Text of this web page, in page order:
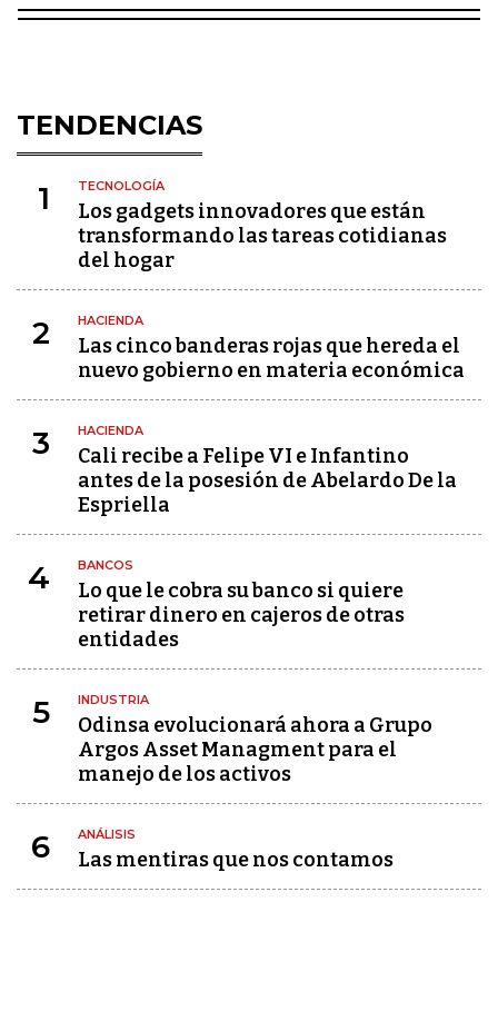
TENDENCIAS
1 TECNOLOGÍA
Los gadgets innovadores que están
transformando las tareas cotidianas
del hogar
2 HACIENDA
Las cinco banderas rojas que hereda el
nuevo gobierno en materia económica
3 HACIENDA
Cali recibe a Felipe VI e Infantino
antes de la posesión de Abelardo De la
Espriella
4 BANCOS
Lo que le cobra su banco si quiere
retirar dinero en cajeros de otras
entidades
5 INDUSTRIA
Odinsa evolucionará ahora a Grupo
Argos Asset Managment para el
manejo de los activos
6 ANÁLISIS
Las mentiras que nos contamos